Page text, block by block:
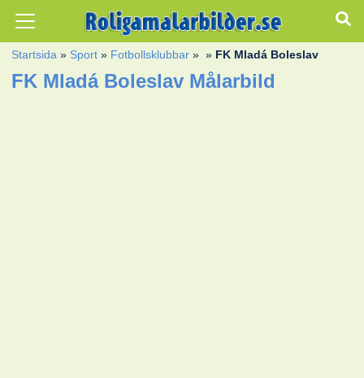
Startsida » Sport » Fotbollsklubbar » » FK Mladá Boleslav
FK Mladá Boleslav Målarbild